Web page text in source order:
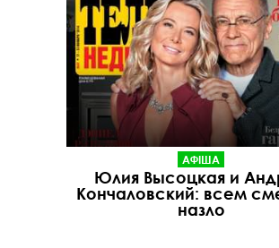
АФІША
Юлия Высоцкая и
Кончаловский: всем
назло